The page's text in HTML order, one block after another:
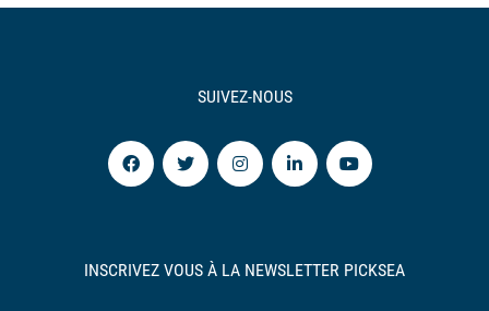
SUIVEZ-NOUS
INSCRIVEZ VOUS À LA NEWSLETTER PICKSEA